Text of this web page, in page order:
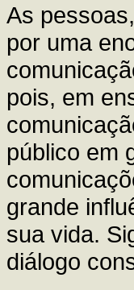
As
por uma
pois, em
público em
grande
sua vida.
diálogo